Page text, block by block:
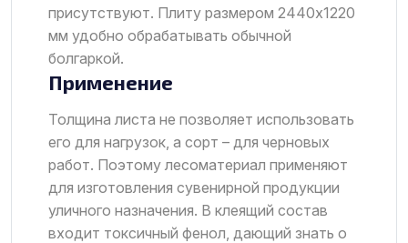
присутствуют. Плиту размером 2440х1220
мм удобно обрабатывать обычной
болгаркой.
Применение
Толщина листа не позволяет использовать
его для нагрузок, а сорт – для черновых
работ. Поэтому лесоматериал применяют
для изготовления сувенирной продукции
уличного назначения. В клеящий состав
входит токсичный фенол, дающий знать о